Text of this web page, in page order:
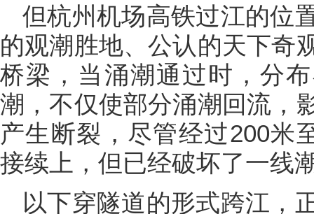
但杭州机场高铁过江的位
的观潮胜地、公认的天下奇
桥梁，当涌潮通过时，分
潮，不仅使部分涌潮回流，
产生断裂，尽管经过200米
接续上，但已经破坏了一线
以下穿隧道的形式跨江，